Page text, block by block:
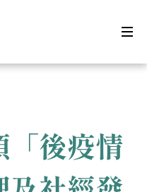
「後疫情